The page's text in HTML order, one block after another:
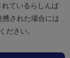
ているらしんば
された場合には
ださい。